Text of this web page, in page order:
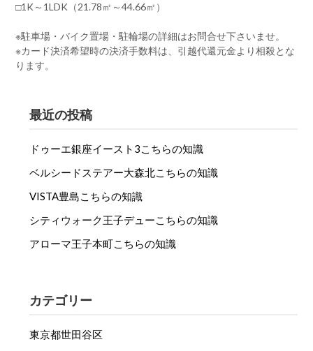
□1K～1LDK（21.78㎡～44.66㎡）
※駐車場・バイク置場・駐輪場の詳細はお問合せ下さいませ。
※カード決済希望時の決済手数料は、引越代還元金より相殺とな
ります。
最近の投稿
ドゥーエ銀座イースト3こちらの知識
ベルシードステアー大森北こちらの知識
VISTA豊島こちらの知識
シティウォーク王子デューこちらの知識
アローマ王子本町こちらの知識
カテゴリー
東京都世田谷区